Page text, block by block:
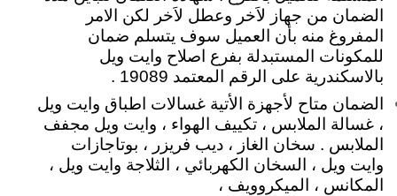
الضمان من جهاز لاَخر وعطل لاَخر لكن الامر
المفروغ منه بأن العميل سوف يتسلم ضمان
للمكونات المستبدلة بفرع اصلاح وايت ويل
بالاسكندرية على الرقم المعتمد 19089 .
الضمان متاح لأجهزة الأتية غسالات اطباق وايت ويل
، غسالة الملابس ، تكييف الهواء ، وايت ويل مجفف
الملابس . سخان الغاز ، ديب فريزر ، بوتاجازات
وايت ويل ، السخان الكهربائي ، الثلاجة وايت ويل ،
المكانس ، الميكروويف ،